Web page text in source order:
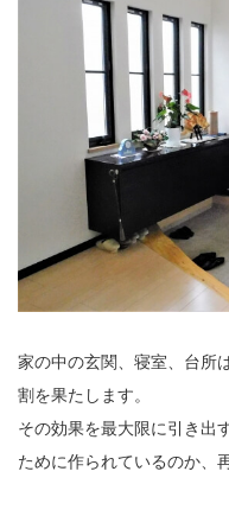
家の中の玄関、寝室、台所
割を果たします。
その効果を最大限に引き出
ために作られているのか、